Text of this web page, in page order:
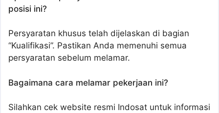
posisi ini?
Persyaratan khusus telah dijelaskan di bagian
“Kualifikasi”. Pastikan Anda memenuhi semua
persyaratan sebelum melamar.
Bagaimana cara melamar pekerjaan ini?
Silahkan cek website resmi Indosat untuk informasi